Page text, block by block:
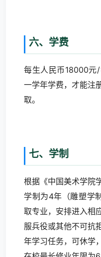
六、学费
每生人民币18000元
一学年学费，才能注
取。
七、学制
根据《中国美术学院
学制为4年（雕塑学
取专业，安排进入相
服兵役或其他不可抗
年学习任务，可休学